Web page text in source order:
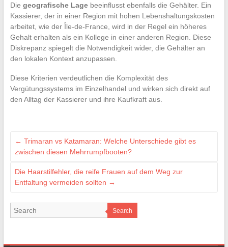
Die geografische Lagebeeinflusst ebenfalls die Gehälter. Ein
Kassierer, der in einer Region mit hohen Lebenshaltungskosten
arbeitet, wie der Île-de-France, wird in der Regel ein höheres
Gehalt erhalten als ein Kollege in einer anderen Region. Diese
Diskrepanz spiegelt die Notwendigkeit wider, die Gehälter an
den lokalen Kontext anzupassen.
Diese Kriterien verdeutlichen die Komplexität des
Vergütungssystems im Einzelhandel und wirken sich direkt auf
den Alltag der Kassierer und ihre Kaufkraft aus.
← Trimaran vs Katamaran: Welche Unterschiede gibt es
zwischen diesen Mehrrumpfbooten?
Die Haarstilfehler, die reife Frauen auf dem Weg zur
Entfaltung vermeiden sollten →
Search